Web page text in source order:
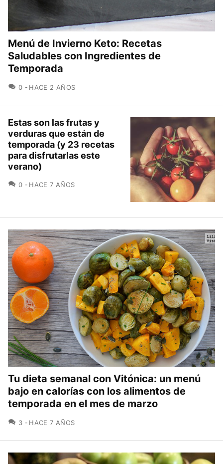
Menú de Invierno Keto: Recetas
Saludables con Ingredientes de
Temporada
0 COMENTARIOS
HACE 2 AÑOS
Estas son las frutas y
verduras que están de
temporada (y 23 recetas
para disfrutarlas este
verano)
0 COMENTARIOS
HACE 7 AÑOS
Tu dieta semanal con Vitónica: un menú
bajo en calorías con los alimentos de
temporada en el mes de marzo
3 COMENTARIOS
HACE 7 AÑOS